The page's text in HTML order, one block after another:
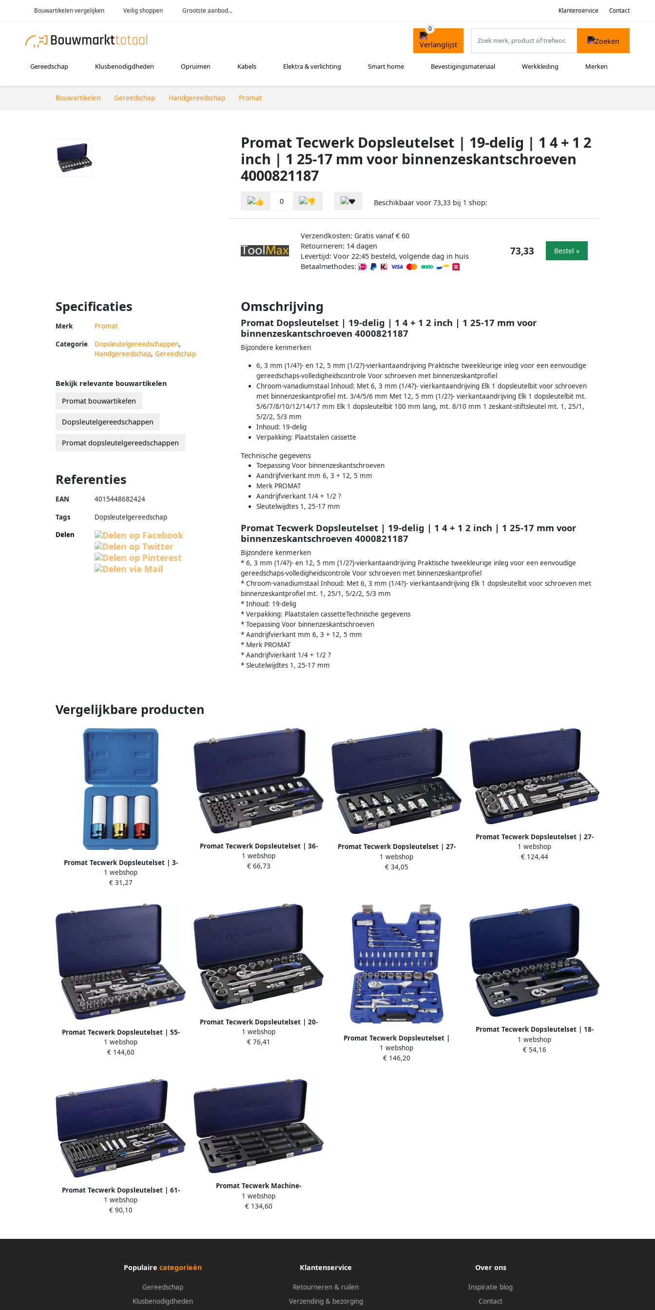
Bouwartikelen vergelijken Veilig shoppen Grootste aanbod... Klantenservice Contact
Gereedschap Klusbenodigdheden Opruimen Kabels Elektra & verlichting Smart home Bevestigingsmateriaal Werkkleding Merken
Bouwartikelen Gereedschap Handgereedschap Promat
Promat Tecwerk Dopsleutelset | 19-delig | 1 4 + 1 2
inch | 1 25-17 mm voor binnenzeskantschroeven
4000821187
0 Beschikbaar voor 73,33 bij 1 shop:
Verzendkosten: Gratis vanaf € 60
Retourneren: 14 dagen
Levertijd: Voor 22:45 besteld, volgende dag in huis
Betaalmethodes:
73,33 Bestel »
Specificaties
Merk Promat
Categorie Dopsleutelgereedschappen,
Handgereedschap, Gereedschap
Omschrijving
Promat Dopsleutelset | 19-delig | 1 4 + 1 2 inch | 1 25-17 mm voor
binnenzeskantschroeven 4000821187
Bijzondere kenmerken
6, 3 mm (1/4?)- en 12, 5 mm (1/2?)-vierkantaandrijving Praktische tweekleurige inleg voor een eenvoudige
gereedschaps-volledigheidscontrole Voor schroeven met binnenzeskantprofiel
Chroom-vanadiumstaal Inhoud: Met 6, 3 mm (1/4?)- vierkantaandrijving Elk 1 dopsleutelbit voor schroeven
met binnenzeskantprofiel mt. 3/4/5/6 mm Met 12, 5 mm (1/2?)- vierkantaandrijving Elk 1 dopsleutelbit mt.
5/6/7/8/10/12/14/17 mm Elk 1 dopsleutelbit 100 mm lang, mt. 8/10 mm 1 zeskant-stiftsleutel mt. 1, 25/1,
5/2/2, 5/3 mm
Inhoud: 19-delig
Verpakking: Plaatstalen cassette
Technische gegevens
Toepassing Voor binnenzeskantschroeven
Aandrijfvierkant mm 6, 3 + 12, 5 mm
Merk PROMAT
Aandrijfvierkant 1/4 + 1/2 ?
Sleutelwijdtes 1, 25-17 mm
Promat Tecwerk Dopsleutelset | 19-delig | 1 4 + 1 2 inch | 1 25-17 mm voor
binnenzeskantschroeven 4000821187
Bijzondere kenmerken
* 6, 3 mm (1/4?)- en 12, 5 mm (1/2?)-vierkantaandrijving Praktische tweekleurige inleg voor een eenvoudige
gereedschaps-volledigheidscontrole Voor schroeven met binnenzeskantprofiel
* Chroom-vanadiumstaal Inhoud: Met 6, 3 mm (1/4?)- vierkantaandrijving Elk 1 dopsleutelbit voor schroeven met
binnenzeskantprofiel mt. 1, 25/1, 5/2/2, 5/3 mm
* Inhoud: 19-delig
* Verpakking: Plaatstalen cassetteTechnische gegevens
* Toepassing Voor binnenzeskantschroeven
* Aandrijfvierkant mm 6, 3 + 12, 5 mm
* Merk PROMAT
* Aandrijfvierkant 1/4 + 1/2 ?
* Sleutelwijdtes 1, 25-17 mm
Bekijk relevante bouwartikelen
Promat bouwartikelen
Dopsleutelgereedschappen
Promat dopsleutelgereedschappen
Referenties
EAN 4015448682424
Tags
Dopsleutelgereedschap
Delen
Vergelijkbare producten
Promat Tecwerk Dopsleutelset | 3-
delig 1 2 inch | lang 6-kant 4000820616
1 webshop
€ 31,27
Promat Tecwerk Dopsleutelset | 36-
delig 1 4 inch | sleutelwijdtes 4-14 mm
| aantal tanden 20 6-Kant 4000821183
1 webshop
€ 66,73
Promat Tecwerk Dopsleutelset | 27-
delig | 1 4 + 1 2 inch | T10-T55 E4-E20
4000821186
1 webshop
€ 34,05
Promat Tecwerk Dopsleutelset | 27-
delig 1 2 inch | sleutelwijdtes 10-32
mm | aantal tanden 36 6-Kant
1 webshop
€ 124,44
Promat Tecwerk Dopsleutelset | 55-
delig 1 4 + 1 2 inch | sleutelwijdtes 4-
32 mm | aantal tanden 20 36 6-Kant
1 webshop
€ 144,60
Promat Tecwerk Dopsleutelset | 20-
delig 3 8 inch | sleutelwijdtes 8-22 mm
| aantal tanden 30 6-Kant 4000821185
1 webshop
€ 76,41
Promat Tecwerk Dopsleutelset |
S4000821193 | 60-delig 1 4 + 1 2 inch |
sleutelwijdtes 4-32 mm | aantal
1 webshop
€ 146,20
Promat Tecwerk Dopsleutelset | 18-
delig 1 4 inch | sleutelwijdtes 4-14 mm
| aantal tanden 20 6-Kant 4000821182
1 webshop
€ 54,16
Promat Tecwerk Dopsleutelset | 61-
delig 1 4 inch | sleutelwijdtes 4-13 mm
| aantal tanden 20 6-Kant 4000821191
1 webshop
€ 90,10
Promat Tecwerk Machine-
dopsleutelset | 35-delig 1 2 inch | lang
6-kant 4000820622
1 webshop
€ 134,60
Populaire categorieën
Gereedschap
Klusbenodigdheden
Klantenservice
Retourneren & ruilen
Verzending & bezorging
Over ons
Inspiratie blog
Contact